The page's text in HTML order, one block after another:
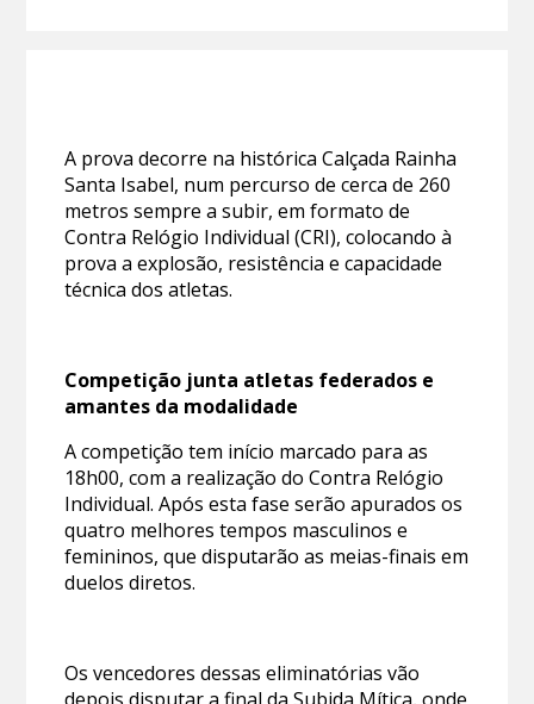
A prova decorre na histórica Calçada Rainha
Santa Isabel, num percurso de cerca de 260
metros sempre a subir, em formato de
Contra Relógio Individual (CRI), colocando à
prova a explosão, resistência e capacidade
técnica dos atletas.
Competição junta atletas federados e
amantes da modalidade
A competição tem início marcado para as
18h00, com a realização do Contra Relógio
Individual. Após esta fase serão apurados os
quatro melhores tempos masculinos e
femininos, que disputarão as meias-finais em
duelos diretos.
Os vencedores dessas eliminatórias vão